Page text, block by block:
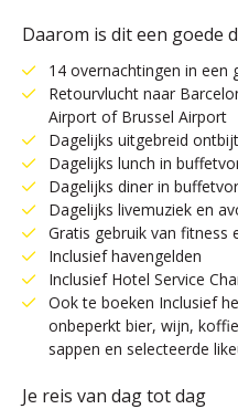
Daarom is dit een goede
14 overnachtingen in een
Retourvlucht naar
Airport of Brussel Airport
Dagelijks uitgebreid
Dagelijks lunch in
Dagelijks diner in
Dagelijks livemuziek en
Gratis gebruik van fitness
Inclusief havengelden
Inclusief Hotel Service
Ook te boeken Inclusief
onbeperkt bier, wijn,
sappen en selecteerde
Je reis van dag tot dag